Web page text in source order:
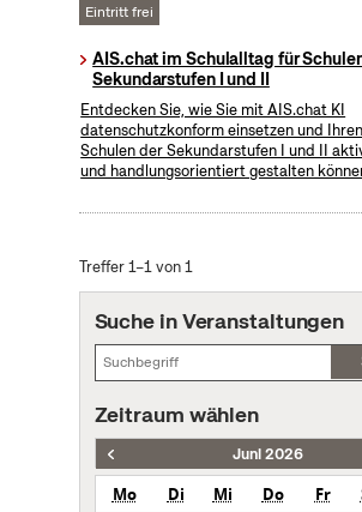
Eintritt frei
AIS.chat im Schulalltag für
Sekundarstufen I und II
Entdecken Sie, wie Sie mit AIS.chat KI
datenschutzkonform einsetzen und
Schulen der Sekundarstufen I und II
und handlungsorientiert gestalten
Treffer 1–1 von 1
Suche in Veranstaltungen
Zeitraum wählen
Juni 2026
Mo Di Mi Do Fr